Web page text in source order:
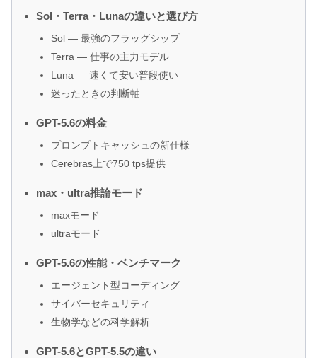
Sol・Terra・Lunaの違いと選び方
Sol — 最強のフラッグシップ
Terra — 仕事の主力モデル
Luna — 速くて安い普段使い
迷ったときの判断軸
GPT-5.6の料金
プロンプトキャッシュの新仕様
Cerebras上で750 tps提供
max・ultra推論モード
maxモード
ultraモード
GPT-5.6の性能・ベンチマーク
エージェント型コーディング
サイバーセキュリティ
生物学などの科学解析
GPT-5.6とGPT-5.5の違い